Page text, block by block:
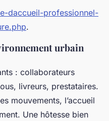
daccueil-professionnel-
.
urbain
: collaborateurs
livreurs, prestataires.
mouvements, l’accueil
Une hôtesse bien